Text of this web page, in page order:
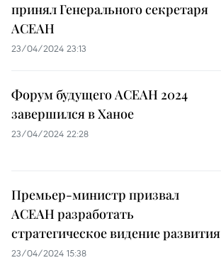
принял Генерального секретаря
АСЕАН
23/04/2024 23:13
Форум будущего АСЕАН 2024
завершился в Ханое
23/04/2024 22:28
Премьер-министр призвал
АСЕАН разработать
стратегическое видение развития
23/04/2024 15:38